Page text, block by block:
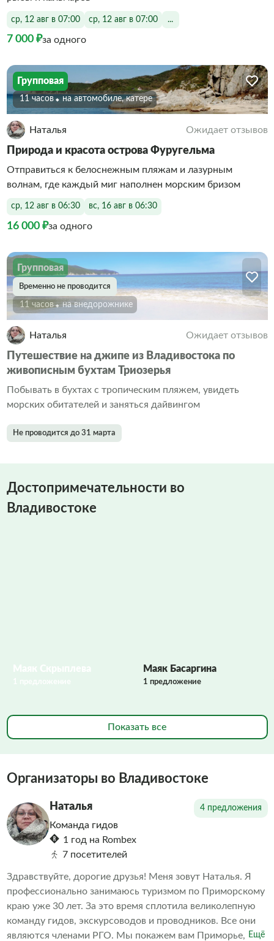
ср, 12 авг в 07:00 ср, 12 авг в 07:00 ...
7 000 ₽за одного
Групповая
11 часов На автомобиле, катере
Наталья Ожидает отзывов
Природа и красота острова Фуругельма
Отправиться к белоснежным пляжам и лазурным
волнам, где каждый миг наполнен морским бризом
ср, 12 авг в 06:30 вс, 16 авг в 06:30
16 000 ₽за одного
Групповая
Временно не проводится
11 часов На внедорожнике
Наталья Ожидает отзывов
Путешествие на джипе из Владивостока по
живописным бухтам Триозерья
Побывать в бухтах с тропическим пляжем, увидеть
морских обитателей и заняться дайвингом
Не проводится до 31 марта
Достопримечательности во
Владивостоке
Маяк Басаргина
1 предложение
Показать все
Организаторы во Владивостоке
Наталья 4 предложения
Команда гидов
1 год на Rombex
7 посетителей
Здравствуйте, дорогие друзья! Меня зовут Наталья. Я
профессионально занимаюсь туризмом по Приморскому
краю уже 30 лет. За это время сплотила великолепную
команду гидов, экскурсоводов и проводников. Все они
являются членами РГО. Мы покажем вам Приморье, и вы
Ещё